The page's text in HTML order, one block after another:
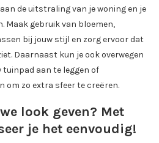
de uitstraling van je woning en je
Maak gebruik van bloemen,
bij jouw stijl en zorg ervoor dat
Daarnaast kun je ook overwegen
tuinpad aan te leggen of
om zo extra sfeer te creëren.
look geven? Met
je het eenvoudig!